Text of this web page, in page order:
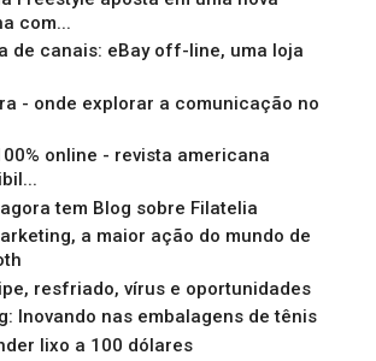
com...
de canais: eBay off-line, uma loja
- onde explorar a comunicação no
online - revista americana
tem Blog sobre Filatelia
a maior ação do mundo de
resfriado, vírus e oportunidades
Inovando nas embalagens de tênis
lixo a 100 dólares